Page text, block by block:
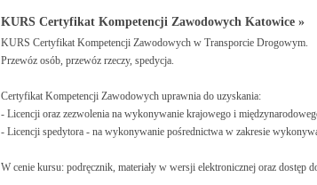
KURS Certyfikat Kompetencji Zawodowych Katowice »
KURS Certyfikat Kompetencji Zawodowych w Transporcie Drogowym.
Przewóz osób, przewóz rzeczy, spedycja.
Certyfikat Kompetencji Zawodowych uprawnia do uzyskania:
- Licencji oraz zezwolenia na wykonywanie krajowego i
- Licencji spedytora - na wykonywanie pośrednictwa w zakresie
W cenie kursu: podręcznik, materiały w wersji elektronicznej oraz dostęp